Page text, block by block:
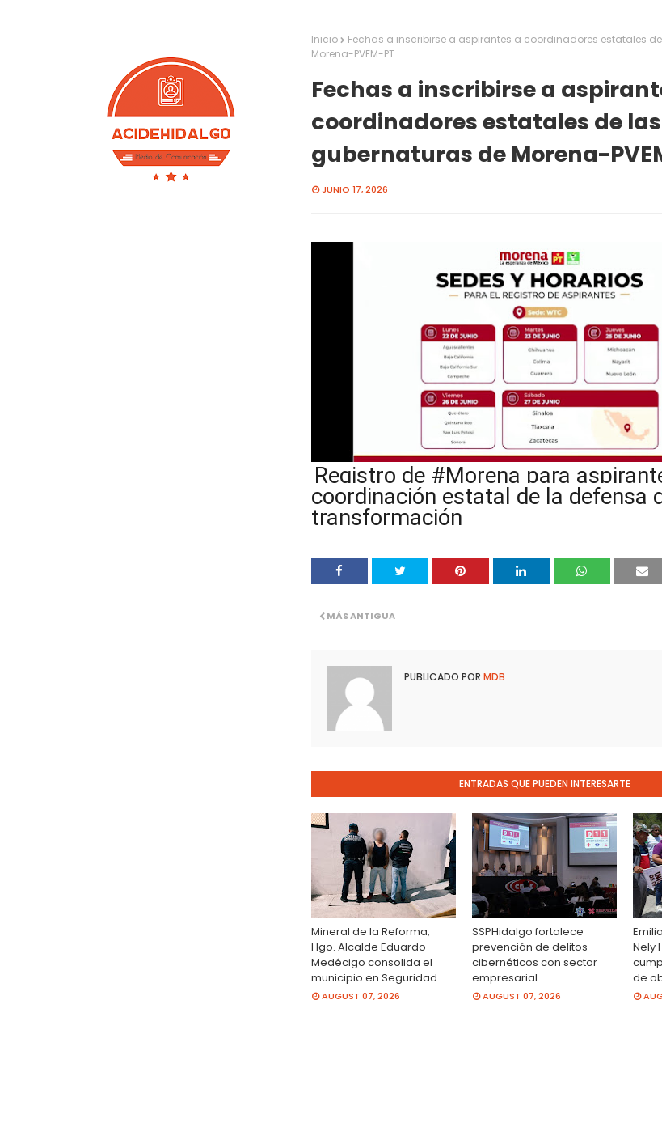
Inicio
Fechas a inscribirse a aspirantes a coordinadores estatales
Morena-PVEM-PT
Fechas a inscribirse a
coordinadores estatales de las
gubernaturas de Morena-
JUNIO 17, 2026
Registro de #Morena para
coordinación estatal de la defensa
transformación
MÁS ANTIGUA
PUBLICADO POR MDB
ENTRADAS QUE PUEDEN INTERESARTE
Mineral de la Reforma,
Hgo. Alcalde Eduardo
Medécigo consolida el
municipio en Seguridad
AUGUST 07, 2026
SSPHidalgo fortalece
prevención de delitos
cibernéticos con sector
empresarial
AUGUST 07, 2026
Nely
de